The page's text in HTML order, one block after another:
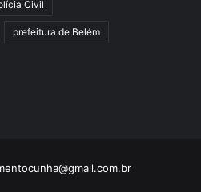
Civil
prefeitura de Belém